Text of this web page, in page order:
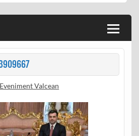
Eveniment Valcean